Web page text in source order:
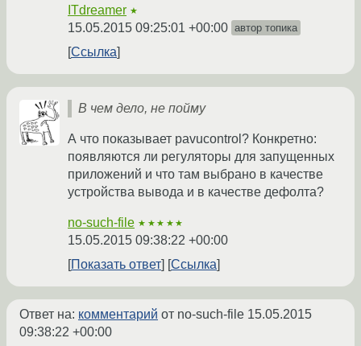
ITdreamer ★
15.05.2015 09:25:01 +00:00 автор топика
Ссылка
В чем дело, не пойму
А что показывает pavucontrol? Конкретно:
появляются ли регуляторы для запущенных
приложений и что там выбрано в качестве
устройства вывода и в качестве дефолта?
no-such-file ★★★★★
15.05.2015 09:38:22 +00:00
Показать ответ
Ссылка
Ответ на: комментарий от no-such-file 15.05.2015
09:38:22 +00:00